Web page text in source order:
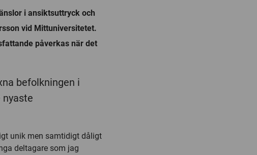
i ansiktsuttryck och
vid Mittuniversitetet.
påverkas när det
befolkningen i
unik men samtidigt dåligt
deltagare som jag